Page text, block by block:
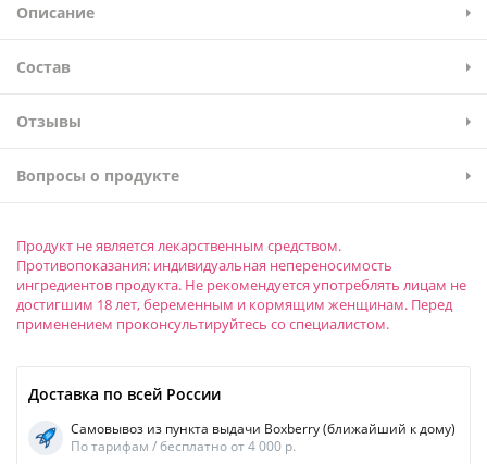
Описание
Состав
Отзывы
Вопросы о продукте
Продукт не является лекарственным средством.
Противопоказания: индивидуальная непереносимость
ингредиентов продукта. Не рекомендуется употреблять лицам не
достигшим 18 лет, беременным и кормящим женщинам. Перед
применением проконсультируйтесь со специалистом.
Доставка по всей России
Самовывоз из пункта выдачи Boxberry (ближайший к дому)
По тарифам / бесплатно от 4 000 р.